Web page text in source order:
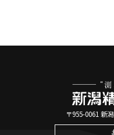
〒955-0061 新